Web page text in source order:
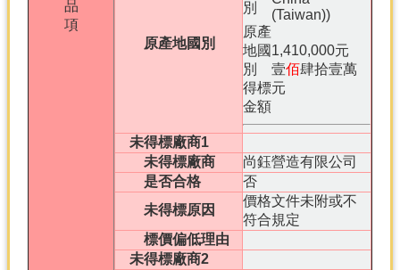
品
項
原產地國別
別
(Taiwan))
原產
地國
別
得標
金額
1,410,000元
壹佰肆拾壹萬
元
未得標廠商1
未得標廠商
尚鈺營造有限公司
是否合格
否
未得標原因
價格文件未附或不
符合規定
標價偏低理由
未得標廠商2